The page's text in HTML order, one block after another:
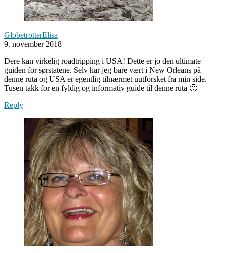
GlobetrotterElisa
9. november 2018
Dere kan virkelig roadtripping i USA! Dette er jo den ultimate
guiden for sørstatene. Selv har jeg bare vært i New Orleans på
denne ruta og USA er egentlig tilnærmet uutforsket fra min side.
Tusen takk for en fyldig og informativ guide til denne ruta 🙂
Reply